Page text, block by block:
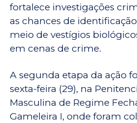
fortalece investigações
as chances de
meio de vestígios
em cenas de crime.
A segunda etapa da ação
sexta-feira (29), na
Masculina de Regime
Gameleira I, onde foram